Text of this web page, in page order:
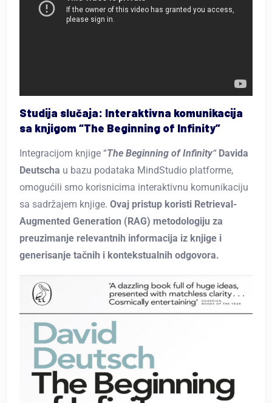
Studija slučaja: Interaktivna komunikacija
sa knjigom “The Beginning of Infinity”
Integracijom knjige “The Beginning of Infinity“ Davida
Deutscha u bazu podataka MindStudio platforme,
omogućili smo korisnicima interaktivnu komunikaciju
sa sadržajem knjige. Ovaj pristup koristi Retrieval-
Augmented Generation (RAG) metodologiju za
preuzimanje relevantnih informacija iz knjige i
generisanje tačnih i kontekstualnih odgovora.